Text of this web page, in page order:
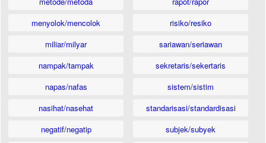
menyolok/mencolok
miliar/milyar
nampak/tampak
napas/nafas
nasihat/nasehat
negatif/negatip
risiko/resiko
sariawan/seriawan
sekretaris/sekertaris
sistem/sistim
standarisasi/standardisasi
subjek/subyek